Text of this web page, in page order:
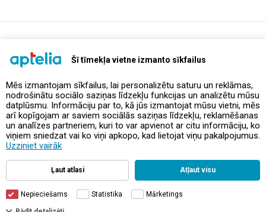
Šī tīmekļa vietne izmanto sīkfailus
Mēs izmantojam sīkfailus, lai personalizētu saturu un reklāmas,
nodrošinātu sociālo saziņas līdzekļu funkcijas un analizētu mūsu
datplūsmu. Informāciju par to, kā jūs izmantojat mūsu vietni, mēs
arī kopīgojam ar saviem sociālās saziņas līdzekļu, reklamēšanas
un analīzes partneriem, kuri to var apvienot ar citu informāciju, ko
viņiem sniedzat vai ko viņi apkopo, kad lietojat viņu pakalpojumus.
Uzziniet vairāk
Ļaut atlasi Atļaut visu
Nepieciešams Statistika Mārketings
Предложения и акции
Контакты